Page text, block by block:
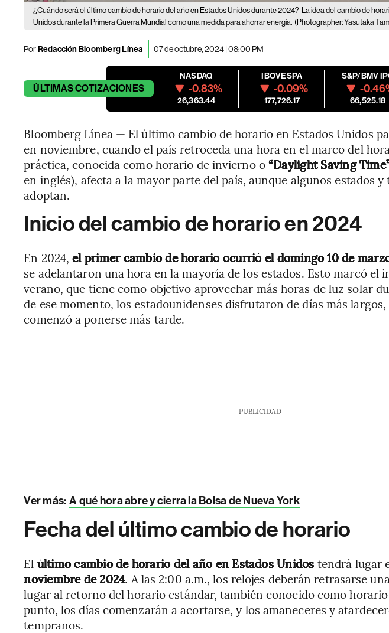
¿Cuándo será el último cambio de horario del año en Estados Unidos durante 2024? La idea del cambio de
Unidos durante la Primera Guerra Mundial como una medida para ahorrar energía. (Photographer: Yasutaka
PorRedacción Bloomberg Línea 07 de octubre, 2024 | 08:00 PM
ÚLTIMASCOTIZACIONES
NASDAQ
-0.83%
26,363.44
IBOVESPA
-0.09%
177,726.17
S&P/BMV
-
66,525.18
Bloomberg Línea — El último cambio de horario en Estados Unidos
en noviembre, cuando el país retroceda una hora en el marco del
práctica, conocida como horario de invierno o“Daylight Saving
en inglés), afecta a la mayor parte del país, aunque algunos estados
adoptan.
Inicio del cambio de horario en 2024
En 2024,el primer cambio de horario ocurrió el domingo 10 de
se adelantaron una hora en la mayoría de los estados. Esto marcó el
verano, que tiene como objetivo aprovechar más horas de luz solar
de ese momento, los estadounidenses disfrutaron de días más largos,
comenzó a ponerse más tarde.
PUBLICIDAD
Ver más: A qué hora abre y cierra la Bolsa de Nueva York
Fecha del último cambio de horario
El último cambio de horario del año en Estados Unidos tendrá lugar
noviembre de 2024. A las 2:00 a.m., los relojes deberán retrasarse
lugar al retorno del horario estándar, también conocido como
punto, los días comenzarán a acortarse, y los amaneceres y
tempranos.